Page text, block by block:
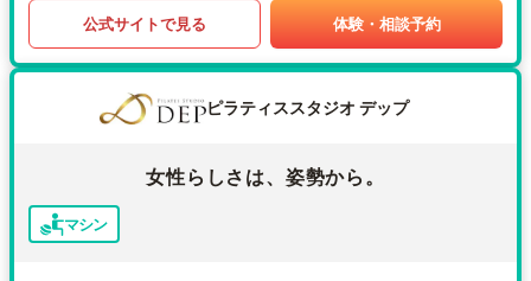
公式サイトで見る 体験・相談予約
ピラティススタジオ デップ
女性らしさは、姿勢から。
マシン